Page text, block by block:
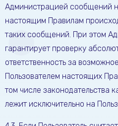
Администрацией сообщений
настоящим Правилам
таких сообщений. При этом
гарантирует проверку
ответственность за
Пользователем настоящих
том числе законодательства
лежит исключительно на